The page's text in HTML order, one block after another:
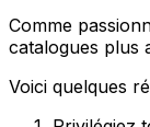
Comme
catalogues plus
Voici quelques